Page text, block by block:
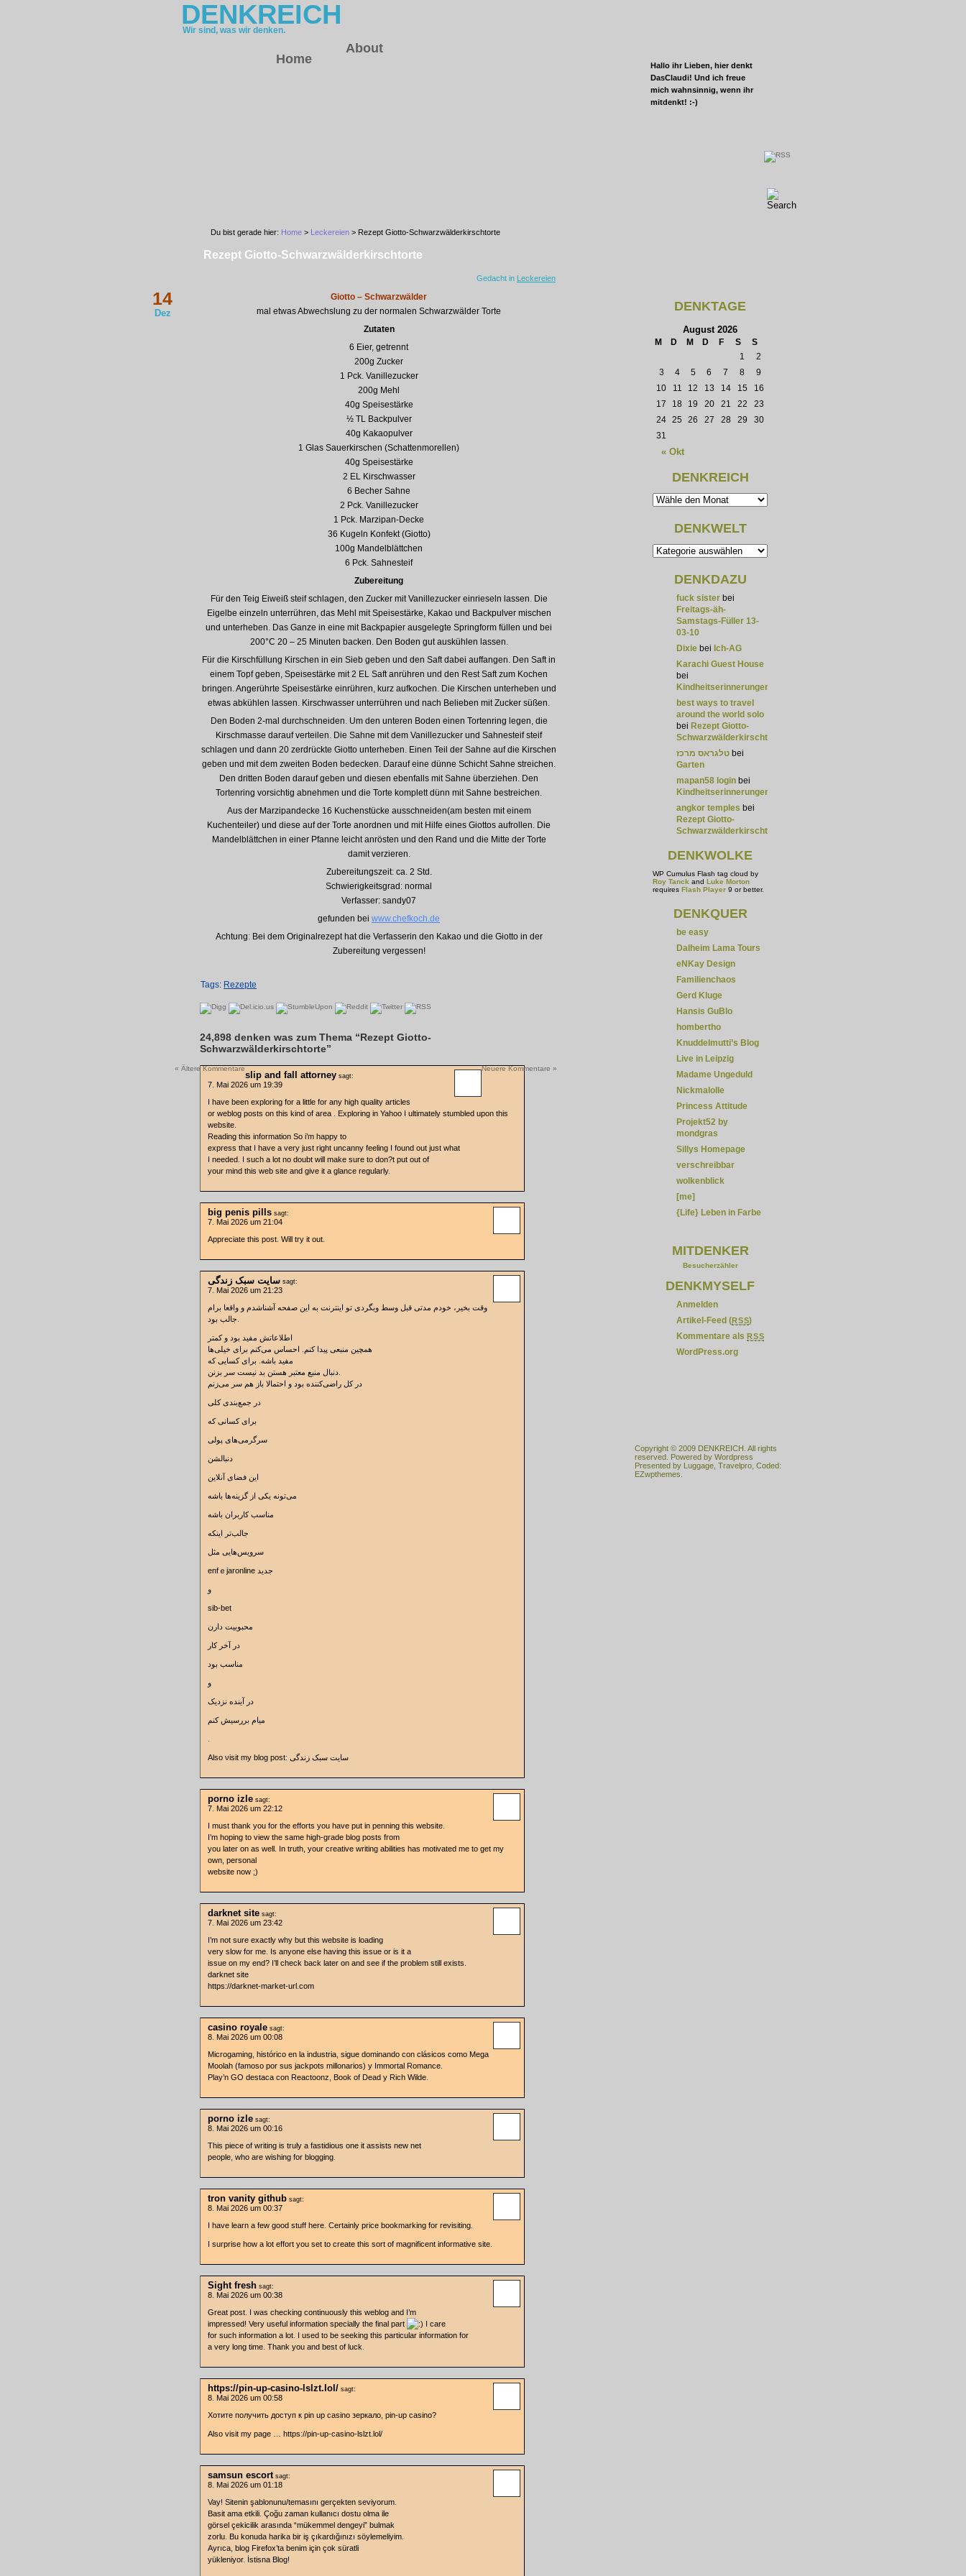
DENKREICH
Wir sind, was wir denken.
Home
About
Hallo ihr Lieben, hier denkt
DasClaudi! Und ich freue
mich wahnsinnig, wenn ihr
mitdenkt! :-)
Du bist gerade hier: Home > Leckereien > Rezept Giotto-Schwarzwälderkirschtorte
Rezept Giotto-Schwarzwälderkirschtorte
Gedacht in Leckereien
14
Dez
Giotto – Schwarzwälder
mal etwas Abwechslung zu der normalen Schwarzwälder Torte
Zutaten
6 Eier, getrennt
200g Zucker
1 Pck. Vanillezucker
200g Mehl
40g Speisestärke
½ TL Backpulver
40g Kakaopulver
1 Glas Sauerkirschen (Schattenmorellen)
40g Speisestärke
2 EL Kirschwasser
6 Becher Sahne
2 Pck. Vanillezucker
1 Pck. Marzipan-Decke
36 Kugeln Konfekt (Giotto)
100g Mandelblättchen
6 Pck. Sahnesteif
Zubereitung
Für den Teig Eiweiß steif schlagen, den Zucker mit Vanillezucker einrieseln lassen. Die
Eigelbe einzeln unterrühren, das Mehl mit Speisestärke, Kakao und Backpulver mischen
und unterheben. Das Ganze in eine mit Backpapier ausgelegte Springform füllen und bei
200°C 20 – 25 Minuten backen. Den Boden gut auskühlen lassen.
Für die Kirschfüllung Kirschen in ein Sieb geben und den Saft dabei auffangen. Den Saft in
einem Topf geben, Speisestärke mit 2 EL Saft anrühren und den Rest Saft zum Kochen
bringen. Angerührte Speisestärke einrühren, kurz aufkochen. Die Kirschen unterheben und
etwas abkühlen lassen. Kirschwasser unterrühren und nach Belieben mit Zucker süßen.
Den Boden 2-mal durchschneiden. Um den unteren Boden einen Tortenring legen, die
Kirschmasse darauf verteilen. Die Sahne mit dem Vanillezucker und Sahnesteif steif
schlagen und dann 20 zerdrückte Giotto unterheben. Einen Teil der Sahne auf die Kirschen
geben und mit dem zweiten Boden bedecken. Darauf eine dünne Schicht Sahne streichen.
Den dritten Boden darauf geben und diesen ebenfalls mit Sahne überziehen. Den
Tortenring vorsichtig abnehmen und die Torte komplett dünn mit Sahne bestreichen.
Aus der Marzipandecke 16 Kuchenstücke ausschneiden(am besten mit einem
Kuchenteiler) und diese auf der Torte anordnen und mit Hilfe eines Giottos aufrollen. Die
Mandelblättchen in einer Pfanne leicht anrösten und den Rand und die Mitte der Torte
damit verzieren.
Zubereitungszeit: ca. 2 Std.
Schwierigkeitsgrad: normal
Verfasser: sandy07
gefunden bei www.chefkoch.de
Achtung: Bei dem Originalrezept hat die Verfasserin den Kakao und die Giotto in der
Zubereitung vergessen!
Tags: Rezepte
24,898 denken was zum Thema “Rezept Giotto-
Schwarzwälderkirschtorte”
« Ältere Kommentare Neuere Kommentare »
slip and fall attorney sagt:
7. Mai 2026 um 19:39
I have been exploring for a little for any high quality articles
or weblog posts on this kind of area . Exploring in Yahoo I ultimately stumbled upon this
website.
Reading this information So i’m happy to
express that I have a very just right uncanny feeling I found out just what
I needed. I such a lot no doubt will make sure to don?t put out of
your mind this web site and give it a glance regularly.
big penis pills sagt:
7. Mai 2026 um 21:04
Appreciate this post. Will try it out.
سایت سبک زندگی sagt:
7. Mai 2026 um 21:23
وقت بخیر، خودم مدتی قبل وسط وبگردی تو اینترنت به این صفحه آشناشدم و واقعا برام
اطلاعاتش مفید بود و کمتر
همچین منبعی پیدا کنم. احساس می‌کنم برای خیلی‌ها
مفید باشه. برای کسایی که
در کل راضی‌کننده بود و احتمالا باز هم سر می‌زنم
در جمع‌بندی کلی
برای کسانی که
سرگرمی‌های پولی
دنبالشن
این فضای آنلاین
می‌تونه یکی از گزینه‌ها باشه
مناسب کاربران باشه
جالب‌تر اینکه
سرویس‌هایی مثل
enfｅjаronline جدید
و
sib-bet
محبوبیت دارن
در آخر کار
مناسب بود
و
در آینده نزدیک
میام بررسیش کنم
Also νisit mу blog post: سایت سبک زندگی
porno izle sagt:
7. Mai 2026 um 22:12
I must thank you for the efforts you have put in penning this website.
I’m hoping to view the same high-grade blog posts from
you later on as well. In truth, your creative writing abilities has motivated me to get my
own, personal
website now ;)
darknet site sagt:
7. Mai 2026 um 23:42
I’m not sure exactly why but this website is loading
very slow for me. Is anyone else having this issue or is it a
issue on my end? I’ll check back later on and see if the problem still exists.
darknet site
https://darknet-market-url.com
casino royale sagt:
8. Mai 2026 um 00:08
Microgaming, histórico en la industria, sigue dominando con clásicos como Mega
Moolah (famoso por sus jackpots millonarios) y Immortal Romance.
Play’n GO destaca con Reactoonz, Book of Dead y Rich Wilde.
porno izle sagt:
8. Mai 2026 um 00:16
This piece of writing is truly a fastidious one it assists new net
people, who are wishing for blogging.
tron vanity github sagt:
8. Mai 2026 um 00:37
I have learn a few good stuff here. Certainly price bookmarking for revisiting.
I surprise how a lot effort you set to create this sort of magnificent informative site.
Sight fresh sagt:
8. Mai 2026 um 00:38
Great post. I was checking continuously this weblog and I’m
impressed! Very useful information specially the final part
I care
for such information a lot. I used to be seeking this particular information for
a very long time. Thank you and best of luck.
https://pin-up-casino-lslzt.lol/ sagt:
8. Mai 2026 um 00:58
Хотите получить доступ к pin up casino зеркало, pin-up casino?
Also visit my page … https://pin-up-casino-lslzt.lol/
samsun escort sagt:
8. Mai 2026 um 01:18
Vay! Sitenin şablonunu/temasını gerçekten seviyorum.
Basit ama etkili. Çoğu zaman kullanıcı dostu olma ile
görsel çekicilik arasında “mükemmel dengeyi” bulmak
zorlu. Bu konuda harika bir iş çıkardığınızı söylemeliyim.
Ayrıca, blog Firefox’ta benim için çok süratli
yükleniyor. İstisna Blog!
DENKTAGE
August 2026
M D M D F S S
« Okt
1
2
3
4 5 6 7 8
9
10
11 12 13 14 15
16
17
18 19 20 21 22
23
24 25 26 27 28 29
30
31
DENKREICH
DENKWELT
DENKDAZU
fuck sister bei
Freitags-äh-
Samstags-Füller 13-
03-10
Dixie bei Ich-AG
Karachi Guest House
bei
Kindheitserinnerungen
best ways to travel
around the world solo
bei Rezept Giotto-
Schwarzwälderkirschtorte
טלגראס מרכז bei
Garten
mapan58 login bei
Kindheitserinnerungen
angkor temples bei
Rezept Giotto-
Schwarzwälderkirschtorte
DENKWOLKE
WP Cumulus Flash tag cloud by
Roy Tanck and Luke Morton
requires Flash Player 9 or better.
DENKQUER
be easy
Dalheim Lama Tours
eNKay Design
Familienchaos
Gerd Kluge
Hansis GuBlo
hombertho
Knuddelmutti’s Blog
Live in Leipzig
Madame Ungeduld
Nickmalolle
Princess Attitude
Projekt52 by
mondgras
Sillys Homepage
verschreibbar
wolkenblick
[me]
{Life} Leben in Farbe
MITDENKER
Besucherzähler
DENKMYSELF
Anmelden
Artikel-Feed (RSS)
Kommentare als RSS
WordPress.org
Copyright © 2009 DENKREICH . All rights
reserved. Powered by Wordpress
Presented by Luggage Travelpro , Coded:
EZwpthemes.